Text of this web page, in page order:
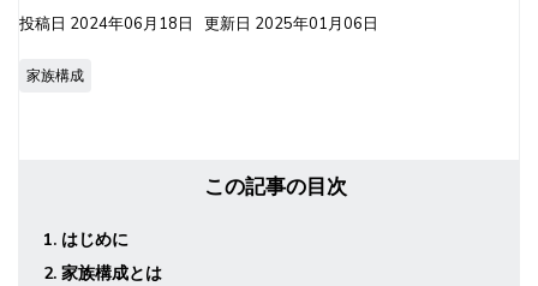
投稿日 2024年06月18日 更新日 2025年01月06日
家族構成
この記事の目次
1. はじめに
2. 家族構成とは